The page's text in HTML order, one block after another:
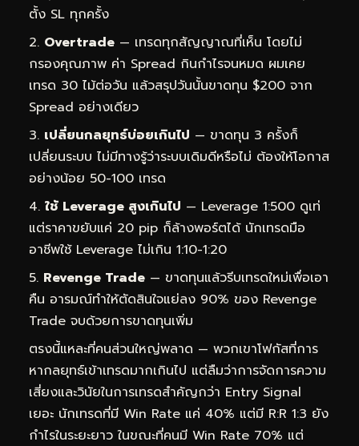
ตั้ง SL ทุกครั้ง
Overtrade — เทรดทุกสัญญาณที่เห็น โดยไม่
กรองคุณภาพ ค่า Spread กินกำไรจนหมด ผมเคย
เทรด 30 ไม้ต่อวัน แล้วสรุปวันนั้นขาดทุน $200 จาก
Spread อย่างเดียว
เปลี่ยนกลยุทธ์บ่อยเกินไป — ขาดทุน 3 ครั้งก็
เปลี่ยนระบบ ไม่มีทางรู้ว่าระบบเดิมดีหรือไม่ ต้องให้โอกาส
อย่างน้อย 50-100 เทรด
ใช้ Leverage สูงเกินไป — Leverage 1:500 ดูเท่
แต่ราคาขยับแค่ 20 pip ก็ล้างพอร์ตได้ นักเทรดมือ
อาชีพใช้ Leverage ไม่เกิน 1:10-1:20
Revenge Trade — ขาดทุนแล้วรีบเทรดใหม่เพื่อเอา
คืน อารมณ์ทำให้ตัดสินใจแย่ลง 90% ของ Revenge
Trade จบด้วยการขาดทุนเพิ่ม
ตรงนี้แหละที่คนส่วนใหญ่พลาด — พวกเขาโฟกัสที่การ
หากลยุทธ์เข้าเทรดมากเกินไป แต่ลืมว่าการจัดการความ
เสี่ยงและวินัยในการเทรดสำคัญกว่า Entry Signal
เยอะ นักเทรดที่มี Win Rate แค่ 40% แต่มี R:R 1:3 ยัง
กำไรในระยะยาว ในขณะที่คนมี Win Rate 70% แต่